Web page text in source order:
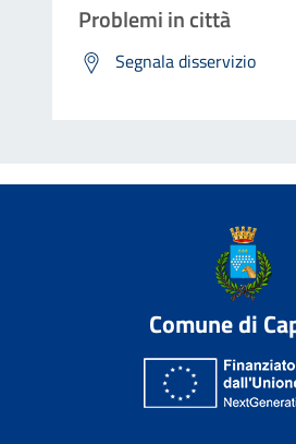
Problemi in città
Segnala disservizio
Comune di